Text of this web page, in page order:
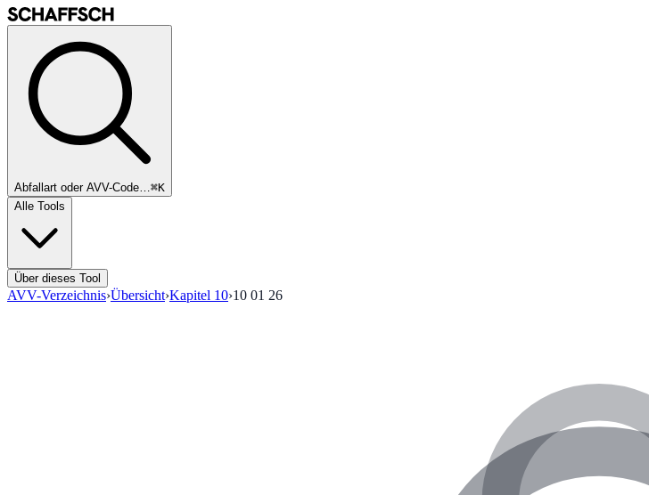
Abfallart oder AVV-Code…⌘K
Alle Tools
Über dieses Tool
AVV-Verzeichnis›Übersicht›Kapitel 10›10 01 26